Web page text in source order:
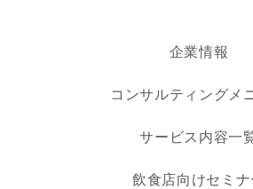
企業情報
コンサルティングメ
サービス内容一
飲食店向けセミナ